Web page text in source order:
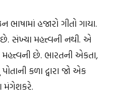
હજારો ગીતો ગાયા.
સંખ્યા મહત્ત્વની નથી. એ
છે. ભારતની એકતા,
કળા દ્વારા જો એક
મંગેશકરે.